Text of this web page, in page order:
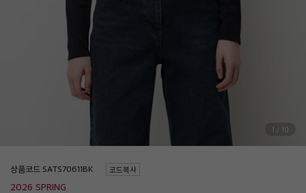
1 / 10
상품코드 코드복사
2026 SPRING